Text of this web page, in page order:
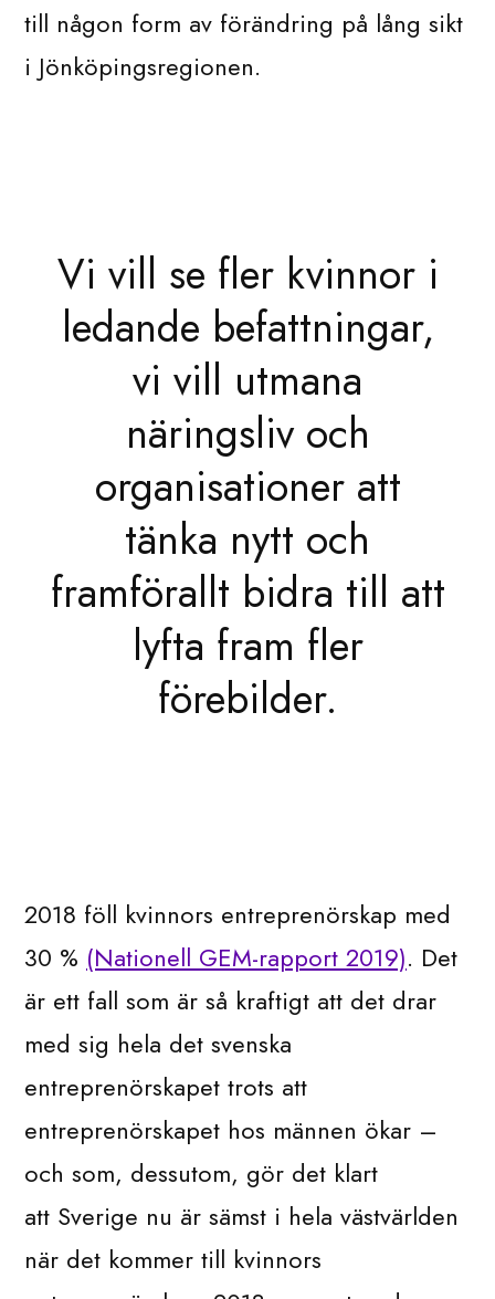
till någon form av förändring på lång sikt
i Jönköpingsregionen.
Vi vill se fler kvinnor i
ledande befattningar,
vi vill utmana
näringsliv och
organisationer att
tänka nytt och
framförallt bidra till att
lyfta fram fler
förebilder.
2018 föll kvinnors entreprenörskap med
30 % (Nationell GEM-rapport 2019). Det
är ett fall som är så kraftigt att det drar
med sig hela det svenska
entreprenörskapet trots att
entreprenörskapet hos männen ökar –
och som, dessutom, gör det klart
att Sverige nu är sämst i hela västvärlden
när det kommer till kvinnors